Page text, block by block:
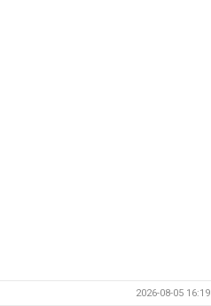
2026-08-05 16:19